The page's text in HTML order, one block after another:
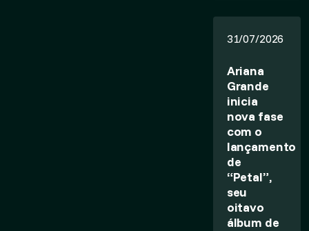
31/07/2026
Ariana
Grande
inicia
nova fase
com o
lançamento
de
“Petal”,
seu
oitavo
álbum de